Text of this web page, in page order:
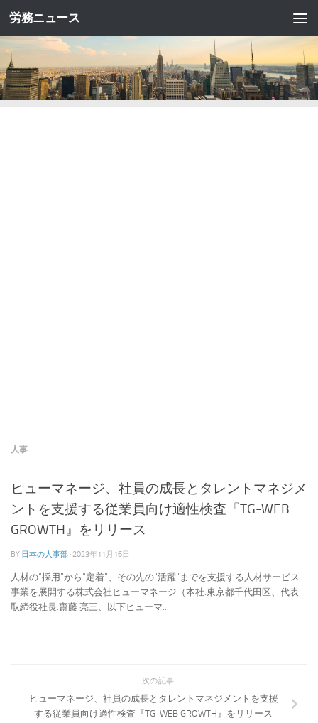
コンテンツへスキップ
労務ニュース
人事
ヒューマネージ、社員の成長とタレントマネジメ
ントを支援する従業員向け適性検査『TG-WEB
GROWTH』をリリース
BY 日本の人事部 · 2023年11月16日
人材の“採用”から“定着”、その先の“活躍”までを支援する人材サービス
事業を展開する株式会社ヒューマネージ（本社:東京都千代田区、代表
取締役社長:齋藤 亮三、以下ヒューマ...
次の記事
ヒューマネージ、社員の成長とタレントマネジメントを支援
する従業員向け適性検査『TG-WEB GROWTH』をリリース